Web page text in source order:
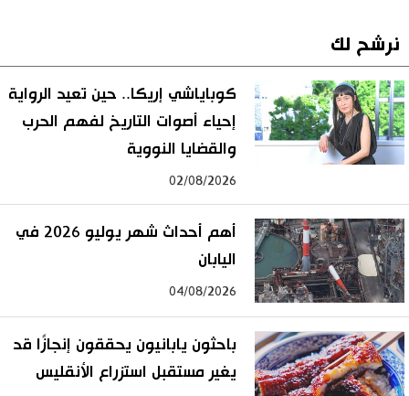
نرشح لك
كوباياشي إريكا.. حين تعيد الرواية
إحياء أصوات التاريخ لفهم الحرب
والقضايا النووية
02/08/2026
أهم أحداث شهر يوليو 2026 في
اليابان
04/08/2026
باحثون يابانيون يحققون إنجازًا قد
يغير مستقبل استزراع الأنقليس